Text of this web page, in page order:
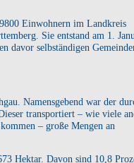
Einwohnern im Landkreis
Sie entstand am 1.
davor selbständigen
Namensgebend war der
transportiert – wie viele
– große Mengen an
Hektar. Davon sind 10,8